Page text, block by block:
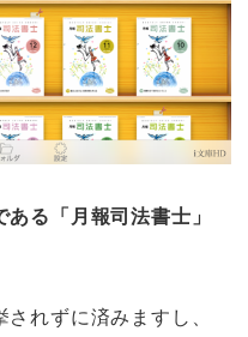
る「月報司法書士」
れずに済みますし、